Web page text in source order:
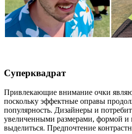
Суперквадрат
Привлекающие внимание очки
поскольку эффектные оправы
популярность. Дизайнеры и
увеличенными размерами, формой и
выделиться. Предпочтение